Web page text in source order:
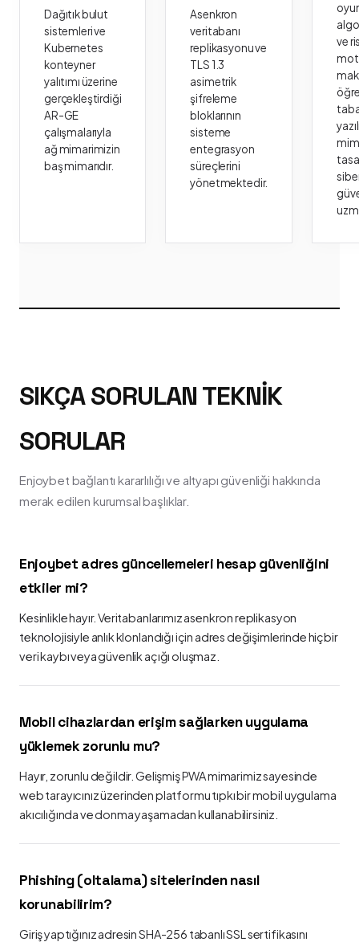
Dağıtık bulut
sistemleri ve
Kubernetes
konteyner
yalıtımı üzerine
gerçekleştirdiği
AR-GE
çalışmalarıyla
ağ mimarimizin
baş mimarıdır.
Asenkron
veritabanı
replikasyonu ve
TLS 1.3
asimetrik
şifreleme
bloklarının
sisteme
entegrasyon
süreçlerini
yönetmektedir.
ve
SIKÇA SORULAN TEKNIK
SORULAR
Enjoybet bağlantı kararlılığı ve altyapı güvenliği hakkında
merak edilen kurumsal başlıklar.
Enjoybet adres güncellemeleri hesap güvenliğini
etkiler mi?
Kesinlikle hayır. Veritabanlarımız asenkron replikasyon
teknolojisiyle anlık klonlandığı için adres değişimlerinde hiçbir
veri kaybı veya güvenlik açığı oluşmaz.
Mobil cihazlardan erişim sağlarken uygulama
yüklemek zorunlu mu?
Hayır, zorunlu değildir. Gelişmiş PWA mimarimiz sayesinde
web tarayıcınız üzerinden platformu tıpkı bir mobil uygulama
akıcılığında ve donma yaşamadan kullanabilirsiniz.
Phishing (oltalama) sitelerinden nasıl
korunabilirim?
Giriş yaptığınız adresin SHA-256 tabanlı SSL sertifikasını